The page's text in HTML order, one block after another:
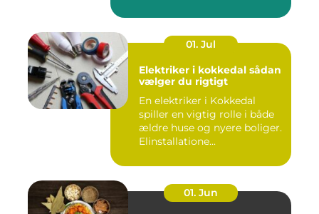
01. Jul
Elektriker i kokkedal sådan
vælger du rigtigt
En elektriker i Kokkedal
spiller en vigtig rolle i både
ældre huse og nyere boliger.
Elinstallatione...
01. Jun